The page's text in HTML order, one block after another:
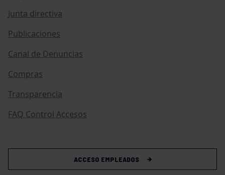
Junta directiva
Publicaciones
Canal de Denuncias
Compras
Transparencia
FAQ Control Accesos
ACCESO EMPLEADOS